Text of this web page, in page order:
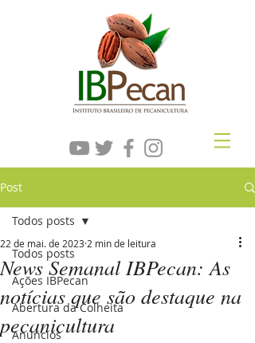
Post
Todos posts
Ações IBPecan
Abertura da Colheita
Anúncios
Todos posts
News Semanal IBPecan: As
notícias que são destaque na
pecanicultura
22 de mai. de 2023 2 min de leitura